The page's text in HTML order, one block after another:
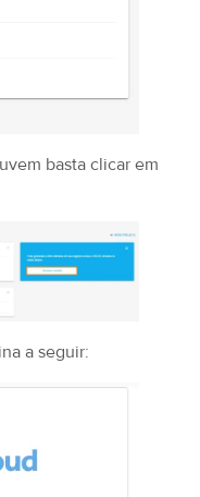
basta clicar em
a seguir: